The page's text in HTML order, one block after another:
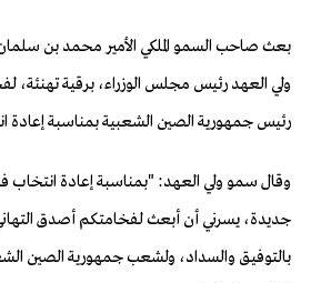
بعث صاحب السمو الملكي الأمير محمد بن
ولي العهد رئيس مجلس الوزراء، برقية تهنئة،
رئيس جمهورية الصين الشعبية بمناسبة إعادة
وقال سمو ولي العهد: "بمناسبة إعادة انتخاب
جديدة، يسرني أن أبعث لفخامتكم أصدق
بالتوفيق والسداد، ولشعب جمهورية الصين